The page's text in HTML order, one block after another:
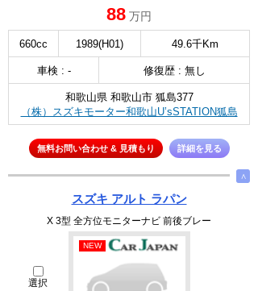
88 万円
660cc 1989(H01) 49.6千Km
車検 : - 修復歴 : 無し
和歌山県 和歌山市 狐島377
（株）スズキモーター和歌山U’sSTATION狐島
無料お問い合わせ & 見積もり 詳細を見る
∧
スズキ アルト ラパン
X 3型 全方位モニターナビ 前後ブレー
選択
NEW